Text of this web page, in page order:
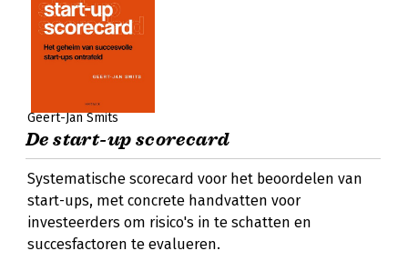
Geert-Jan Smits
De start-up scorecard
Systematische scorecard voor het beoordelen van
start-ups, met concrete handvatten voor
investeerders om risico's in te schatten en
succesfactoren te evalueren.